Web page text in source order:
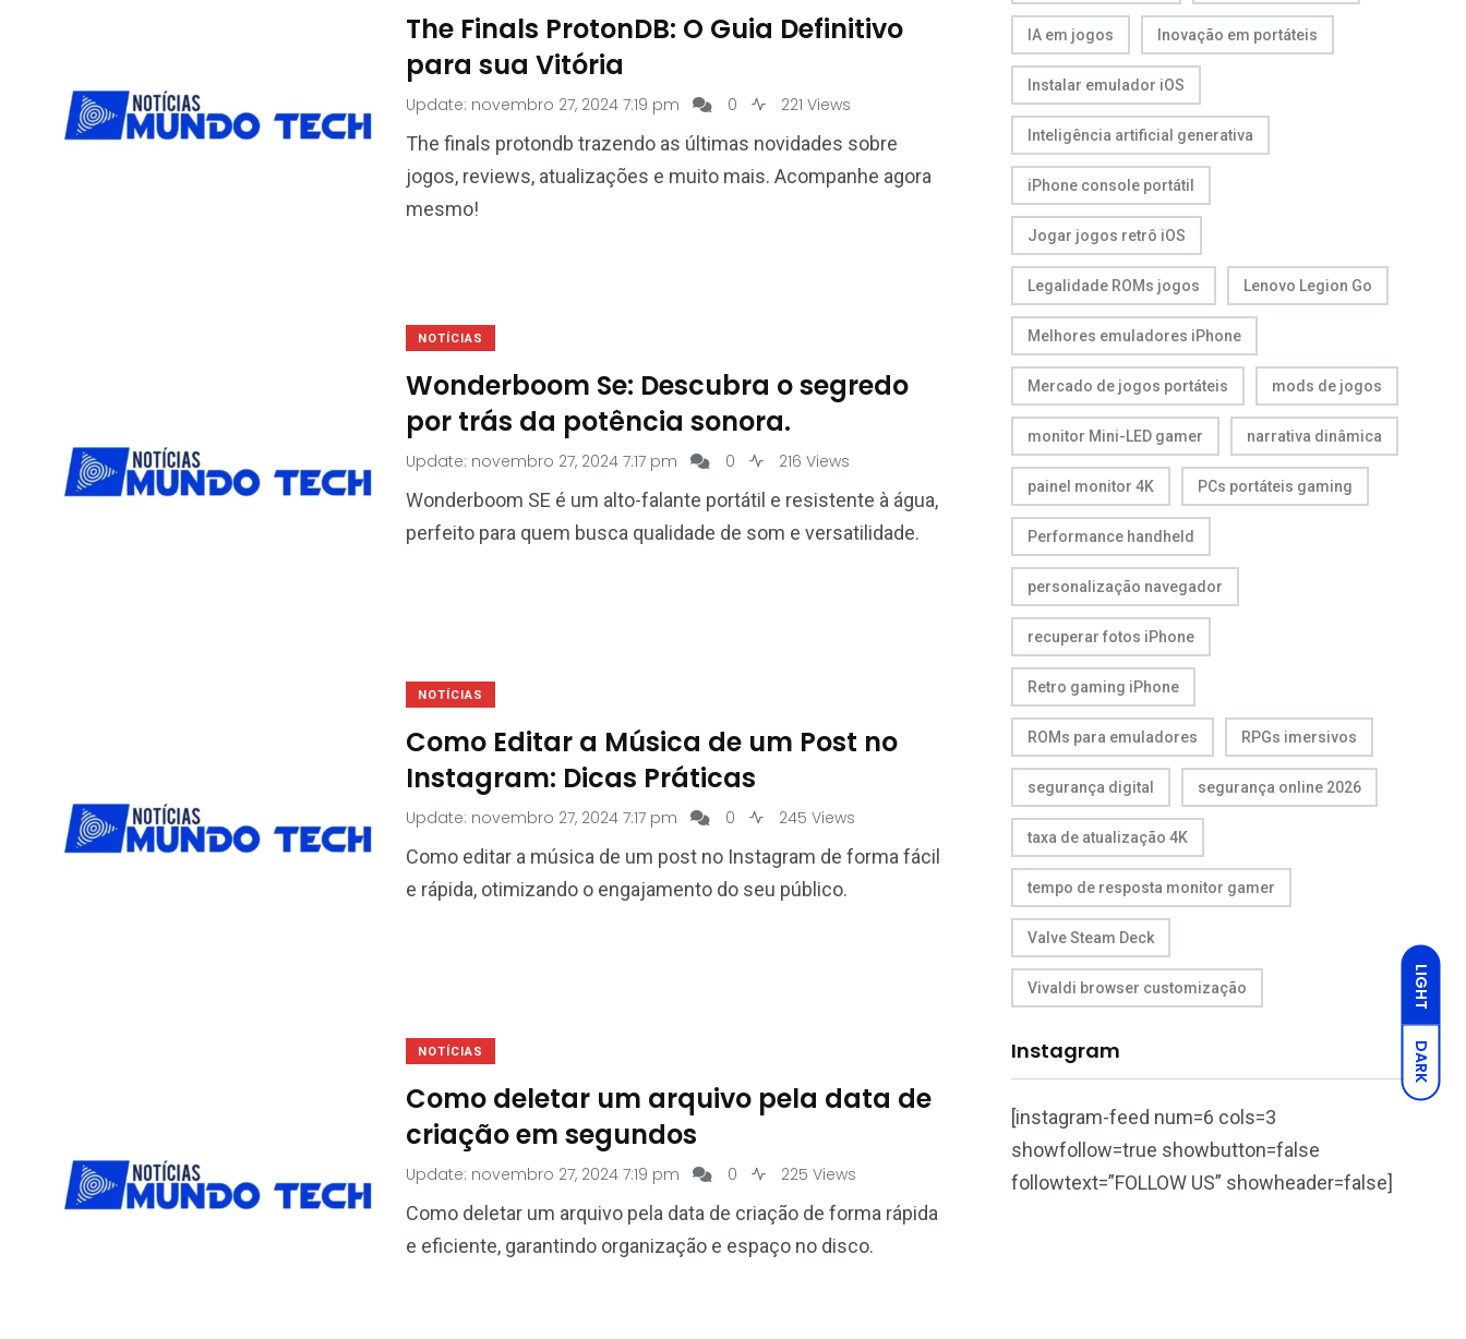
LIGHT
DARK
The Finals ProtonDB: O Guia Definitivo
para sua Vitória
Update: novembro 27, 2024 7:19 pm 0 221 Views
The finals protondb trazendo as últimas novidades sobre
jogos, reviews, atualizações e muito mais. Acompanhe agora
mesmo!
NOTÍCIAS
Wonderboom Se: Descubra o segredo
por trás da potência sonora.
Update: novembro 27, 2024 7:17 pm 0 216 Views
Wonderboom SE é um alto-falante portátil e resistente à água,
perfeito para quem busca qualidade de som e versatilidade.
NOTÍCIAS
Como Editar a Música de um Post no
Instagram: Dicas Práticas
Update: novembro 27, 2024 7:17 pm 0 245 Views
Como editar a música de um post no Instagram de forma fácil
e rápida, otimizando o engajamento do seu público.
NOTÍCIAS
Como deletar um arquivo pela data de
criação em segundos
Update: novembro 27, 2024 7:19 pm 0 225 Views
Como deletar um arquivo pela data de criação de forma rápida
e eficiente, garantindo organização e espaço no disco.
IA em jogos Inovação em portáteis
Instalar emulador iOS
Inteligência artificial generativa
iPhone console portátil
Jogar jogos retrô iOS
Legalidade ROMs jogos Lenovo Legion Go
Melhores emuladores iPhone
Mercado de jogos portáteis mods de jogos
monitor Mini-LED gamer narrativa dinâmica
painel monitor 4K PCs portáteis gaming
Performance handheld
personalização navegador
recuperar fotos iPhone
Retro gaming iPhone
ROMs para emuladores RPGs imersivos
segurança digital segurança online 2026
taxa de atualização 4K
tempo de resposta monitor gamer
Valve Steam Deck
Vivaldi browser customização
Instagram
[instagram-feed num=6 cols=3
showfollow=true showbutton=false
followtext=”FOLLOW US” showheader=false]